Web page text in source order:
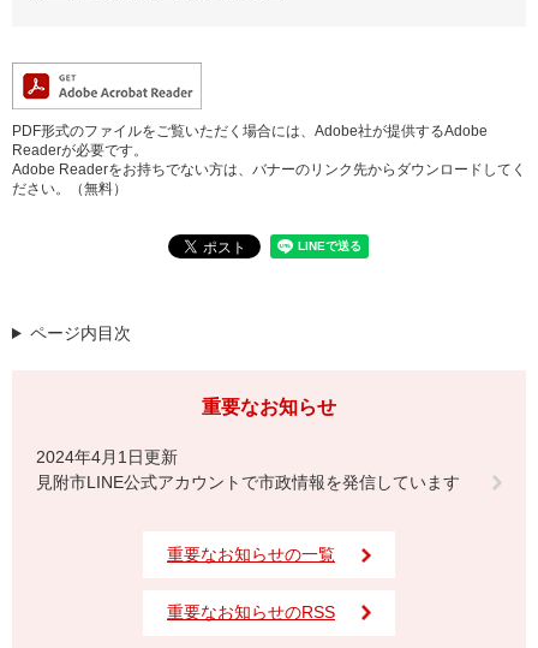
PDF形式のファイルをご覧いただく場合には、Adobe社が提供するAdobe
Readerが必要です。
Adobe Readerをお持ちでない方は、バナーのリンク先からダウンロードしてく
ださい。（無料）
ページ内目次
重要なお知らせ
2024年4月1日更新
見附市LINE公式アカウントで市政情報を発信しています
重要なお知らせの一覧
重要なお知らせのRSS